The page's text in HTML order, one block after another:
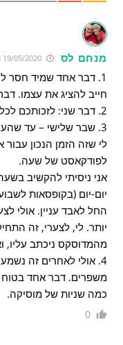
מנחם לס 19/05/2020 18:53:38
1. דבר אחד שמיד חסר
חייב להציג את עצמו.
2. דבר שני: לזכותכם לכל המשתתפים יש קול רדיופוני מעולה!!!.
3. שבר שלישי – עד
לי שזה הזמן הנכון
לפודקאסט של שעה.
אני ניסיתי להקשיב
החל לאבד עניין. אולי
יותר. לי, לצערי, זה
מהמדוסקס ניכתב עליו,
4. אולי לאחרים זה
משפרים. דבר אחד בטוח
כמה שניות של מוסיקה.
0